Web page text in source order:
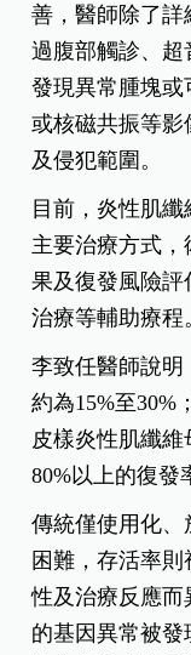
善，醫師除了詳
過腹部觸診、
發現異常腫塊或
或核磁共振等
及侵犯範圍。
目前，炎性肌
主要治療方式
果及復發風險評
治療等輔助療程
李致任醫師說
約為15%至30%
皮樣炎性肌纖
80%以上的復發
傳統僅使用化、
困難，存活率
性及治療反應
的基因異常被發